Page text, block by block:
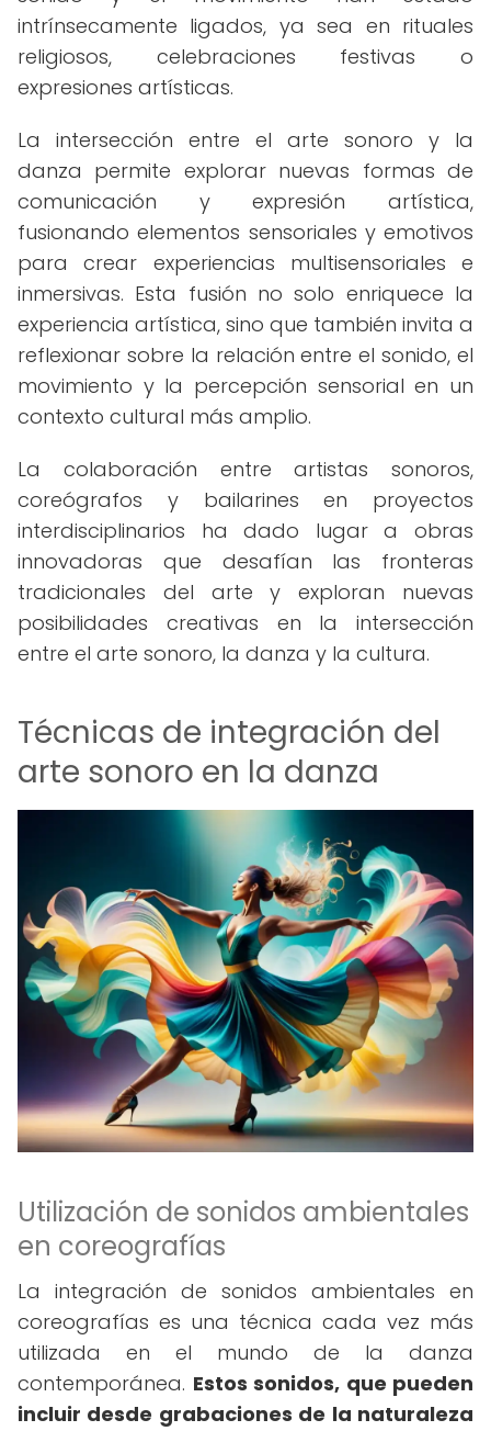
intrínsecamente ligados, ya sea en rituales
religiosos, celebraciones festivas o
expresiones artísticas.
La intersección entre el arte sonoro y la
danza permite explorar nuevas formas de
comunicación y expresión artística,
fusionando elementos sensoriales y emotivos
para crear experiencias multisensoriales e
inmersivas. Esta fusión no solo enriquece la
experiencia artística, sino que también invita a
reflexionar sobre la relación entre el sonido, el
movimiento y la percepción sensorial en un
contexto cultural más amplio.
La colaboración entre artistas sonoros,
coreógrafos y bailarines en proyectos
interdisciplinarios ha dado lugar a obras
innovadoras que desafían las fronteras
tradicionales del arte y exploran nuevas
posibilidades creativas en la intersección
entre el arte sonoro, la danza y la cultura.
Técnicas de integración del
arte sonoro en la danza
Utilización de sonidos ambientales
en coreografías
La integración de sonidos ambientales en
coreografías es una técnica cada vez más
utilizada en el mundo de la danza
contemporánea. Estos sonidos, que pueden
incluir desde grabaciones de la naturaleza